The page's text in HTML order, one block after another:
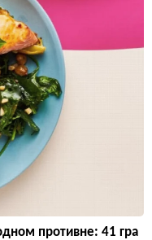
противне: 41 гра